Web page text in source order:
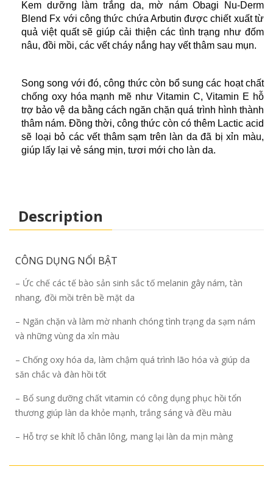
Kem dưỡng làm trắng da, mờ nám Obagi Nu-Derm
Blend Fx với công thức chứa Arbutin được chiết xuất từ
quả việt quất sẽ giúp cải thiện các tình trạng như đốm
nâu, đồi mồi, các vết cháy nắng hay vết thâm sau mụn.
Song song với đó, công thức còn bổ sung các hoạt chất
chống oxy hóa mạnh mẽ như Vitamin C, Vitamin E hỗ
trợ bảo vệ da bằng cách ngăn chặn quá trình hình thành
thâm nám. Đồng thời, công thức còn có thêm Lactic acid
sẽ loại bỏ các vết thâm sạm trên làn da đã bị xỉn màu,
giúp lấy lại vẻ sáng mịn, tươi mới cho làn da.
Description
CÔNG DỤNG NỔI BẬT
– Ức chế các tế bào sản sinh sắc tố melanin gây nám, tàn
nhang, đồi mồi trên bề mặt da
– Ngăn chặn và làm mờ nhanh chóng tình trạng da sạm nám
và những vùng da xỉn màu
– Chống oxy hóa da, làm chậm quá trình lão hóa và giúp da
săn chắc và đàn hồi tốt
– Bổ sung dưỡng chất vitamin có công dụng phục hồi tổn
thương giúp làn da khỏe mạnh, trắng sáng và đều màu
– Hỗ trợ se khít lỗ chân lông, mang lại làn da mịn màng